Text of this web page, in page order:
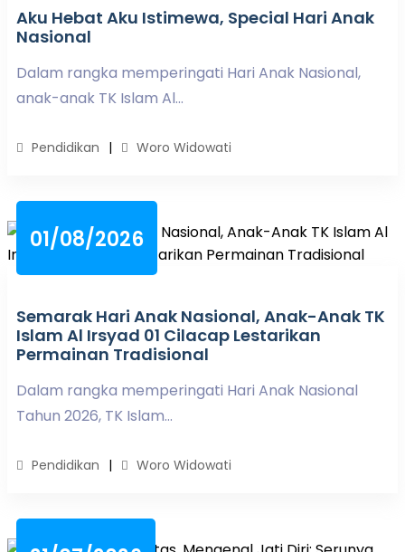
Aku Hebat Aku Istimewa, Special Hari Anak
Nasional
Dalam rangka memperingati Hari Anak Nasional,
anak-anak TK Islam Al...
Pendidikan Woro Widowati
01/08/2026
Semarak Hari Anak Nasional, Anak-Anak TK
Islam Al Irsyad 01 Cilacap Lestarikan
Permainan Tradisional
Dalam rangka memperingati Hari Anak Nasional
Tahun 2026, TK Islam...
Pendidikan Woro Widowati